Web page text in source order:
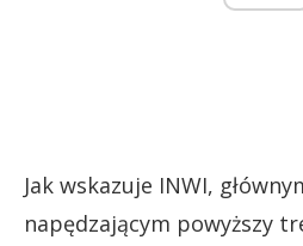
Jak wskazuje INWI,
napędzającym powyższy